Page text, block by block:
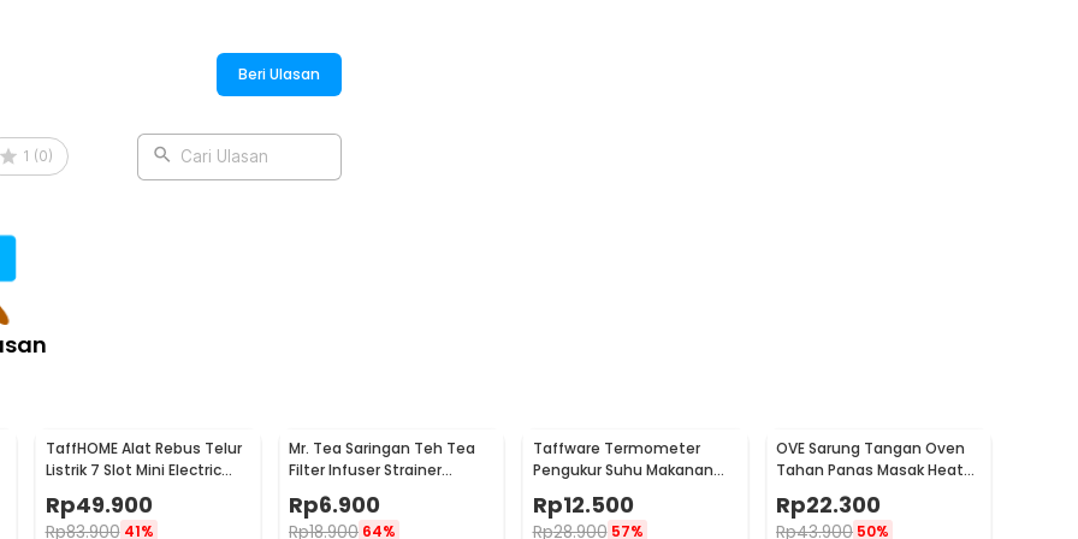
Beri Ulasan
1 (0) Cari Ulasan
TaffHOME Alat Rebus Telur
Listrik 7 Slot Mini Electric
Rp49.900
Rp83.900 41%
Mr. Tea Saringan Teh Tea
Filter Infuser Strainer
Chilling Man Silicon - MR03
Rp6.900
Rp18.900 64%
Taffware Termometer
Pengukur Suhu Makanan
TP101
Rp12.500
Rp28.900 57%
OVE Sarung Tangan Oven
Tahan Panas Masak Heat
Resistant Gloves - 540F
Rp22.300
Rp43.900 50%